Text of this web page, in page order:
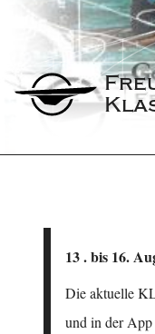
13 . bis 16.
Die aktuelle
und in der App